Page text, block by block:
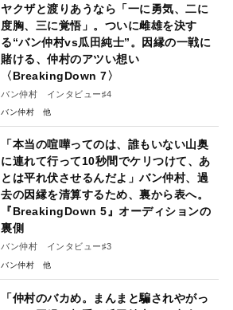
ヤクザと渡りあうなら「一に勇気、二に
度胸、三に覚悟」。ついに雌雄を決す
る“バン仲村vs瓜田純士”。因縁の一戦に
賭ける、仲村のアツい想い
〈BreakingDown 7〉
バン仲村 インタビュー♯4
バン仲村
「本当の喧嘩ってのは、誰もいない山奥
に連れて行って10秒間でケリつけて、あ
とは平れ伏させるんだよ」バン仲村、過
去の因縁を清算するため、裏から表へ。
『BreakingDown 5』オーディションの
裏側
バン仲村 インタビュー♯3
バン仲村
「仲村のバカめ。まんまと騙されやがっ